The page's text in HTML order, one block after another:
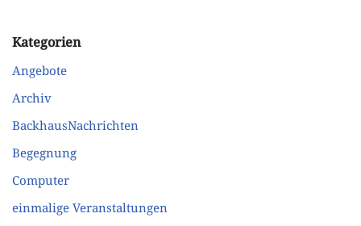
Kategorien
Angebote
Archiv
BackhausNachrichten
Begegnung
Computer
einmalige Veranstaltungen